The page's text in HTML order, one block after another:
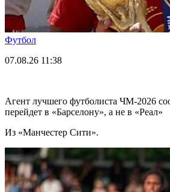
Футбол
07.08.26 11:38
Агент лучшего футболиста ЧМ-2026
перейдет в «Барселону», а не в «Реал»
Из «Манчестер Сити».